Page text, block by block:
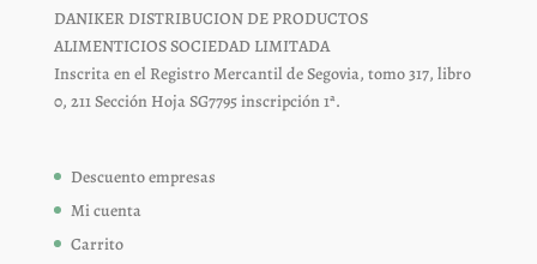
DANIKER DISTRIBUCION DE PRODUCTOS
ALIMENTICIOS SOCIEDAD LIMITADA
Inscrita en el Registro Mercantil de Segovia, tomo 317, libro
0, 211 Sección Hoja SG7795 inscripción 1ª.
Descuento empresas
Mi cuenta
Carrito